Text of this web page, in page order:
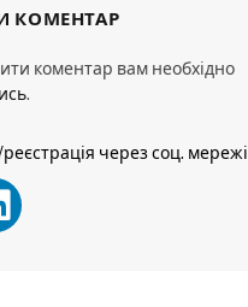
КОМЕНТАР
коментар вам необхідно
.
реєстрація через соц. мережі